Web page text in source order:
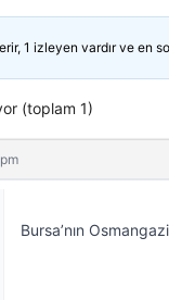
1 izleyen vardır ve en
(toplam 1)
Bursa’nın